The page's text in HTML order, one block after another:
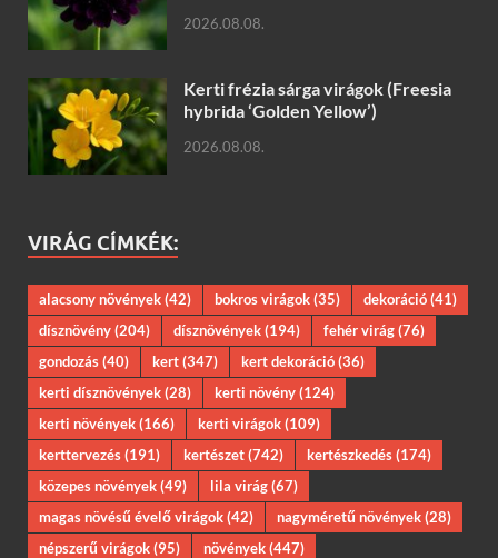
2026.08.08.
Kerti frézia sárga virágok (Freesia
hybrida ‘Golden Yellow’)
2026.08.08.
VIRÁG CÍMKÉK:
alacsony növények(42) bokros virágok(35) dekoráció(41)
dísznövény(204) dísznövények(194) fehér virág(76)
gondozás(40) kert(347) kert dekoráció(36)
kerti dísznövények(28) kerti növény(124)
kerti növények(166) kerti virágok(109)
kerttervezés(191) kertészet(742) kertészkedés(174)
közepes növények(49) lila virág(67)
magas növésű évelő virágok(42) nagyméretű növények(28)
népszerű virágok(95) növények(447)